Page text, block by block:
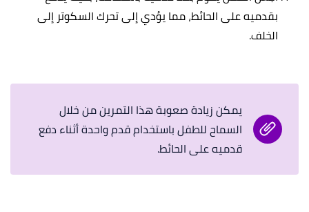
بقدميه على الحائط، مما يؤدي إلى تحرك السكوتر إلى
الخلف.
يمكن زيادة صعوبة هذا التمرين من خلال
السماح للطفل باستخدام قدم واحدة أثناء دفع
قدميه على الحائط.